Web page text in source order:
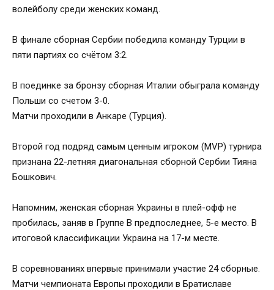
волейболу среди женских команд.
В финале сборная Сербии победила команду Турции в
пяти партиях со счётом 3:2.
В поединке за бронзу сборная Италии обыграла команду
Польши со счетом 3-0.
Матчи проходили в Анкаре (Турция).
Второй год подряд самым ценным игроком (MVP) турнира
признана 22-летняя диагональная сборной Сербии Тияна
Бошкович.
Напомним, женская сборная Украины в плей-офф не
пробилась, заняв в Группе В предпоследнее, 5-е место. В
итоговой классификации Украина на 17-м месте.
В соревнованиях впервые принимали участие 24 сборные.
Матчи чемпионата Европы проходили в Братиславе